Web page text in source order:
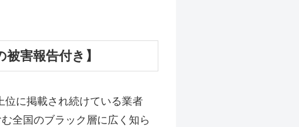
害報告付き】
位に掲載され続けている業者
全国のブラック層に広く知ら